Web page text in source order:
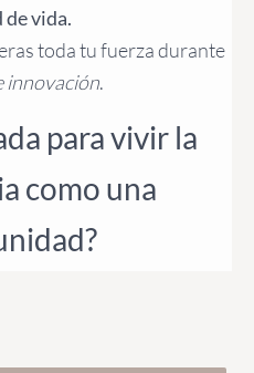
de vida.
toda tu fuerza durante
innovación.
para vivir la
como una